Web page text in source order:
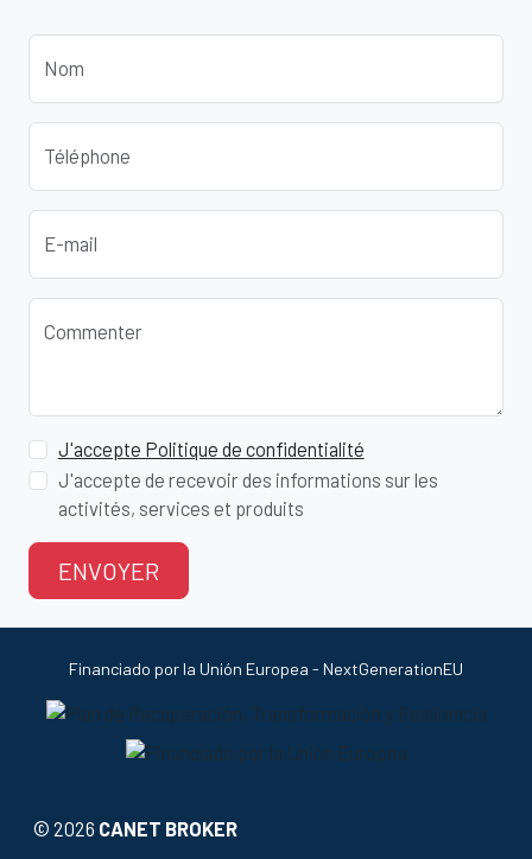
Nom
Téléphone
E-mail
Commenter
J'accepte Politique de confidentialité
J'accepte de recevoir des informations sur les
activités, services et produits
ENVOYER
Financiado por la Unión Europea - NextGenerationEU
© 2026 CANET BROKER